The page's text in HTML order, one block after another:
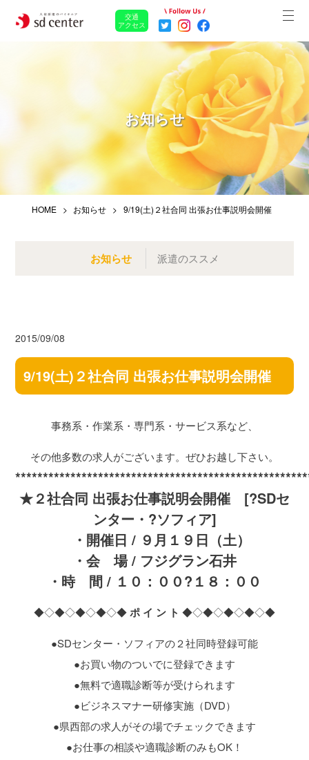
交通
アクセス
お知らせ
HOME お知らせ 9/19(土)２社合同 出張お仕事説明会開催
お知らせ 派遣のススメ
2015/09/08
9/19(土)２社合同 出張お仕事説明会開催
事務系・作業系・専門系・サービス系など、
その他多数の求人がございます。ぜひお越し下さい。
★２社合同 出張お仕事説明会開催 [?SDセ
ンター・?ソフィア]
・開催日 / ９月１９日（土）
・会 場 / フジグラン石井
・時 間 / １０：００?１８：００
◆◇◆◇◆◇◆◇◆ポ イ ン ト ◆◇◆◇◆◇◆◇◆
●SDセンター・ソフィアの２社同時登録可能
●お買い物のついでに登録できます
●無料で適職診断等が受けられます
●ビジネスマナー研修実施（DVD）
●県西部の求人がその場でチェックできます
●お仕事の相談や適職診断のみもOK！